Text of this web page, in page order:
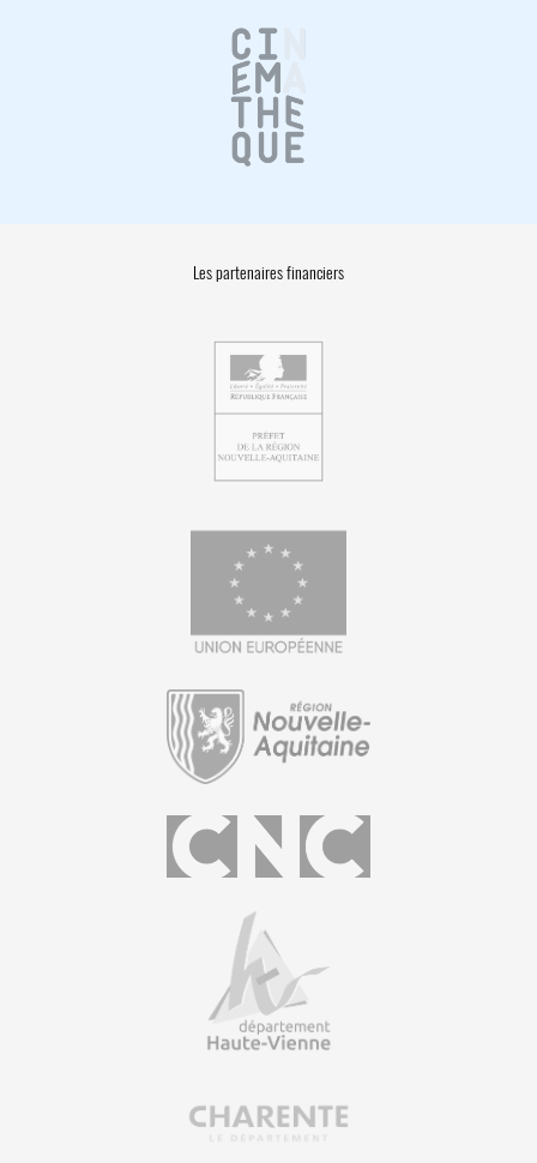
Les partenaires financiers